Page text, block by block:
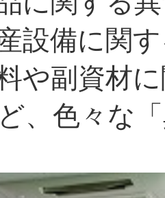
設備に関
や副資材
、色々な